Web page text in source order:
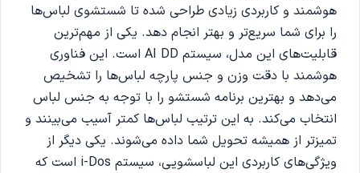
هوشمند و کاربردی زیادی طراحی شده تا شستشوی لباس‌ها
را برای شما سریع‌تر و بهتر انجام دهد. یکی از مهم‌ترین
قابلیت‌های این مدل، سیستم AI DD است. این فناوری
هوشمند با دقت وزن و جنس پارچه لباس‌ها را تشخیص
می‌دهد و بهترین برنامه شستشو را با توجه به جنس لباس
انتخاب می‌کند. به این ترتیب لباس‌ها کمتر آسیب می‌بینند و
تمیزتر از همیشه تحویل شما داده می‌شوند. یکی دیگر از
ویژگی‌های کاربردی این لباسشویی، سیستم i-Dos است که